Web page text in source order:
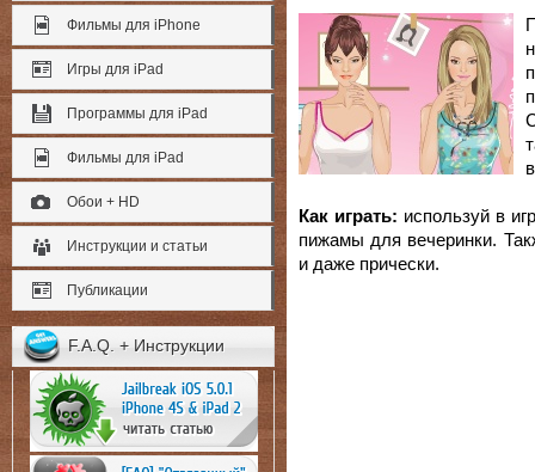
Фильмы для iPhone
Игры для iPad
Программы для iPad
Фильмы для iPad
Обои + HD
Инструкции и статьи
Публикации
F.A.Q. + Инструкции
Как играть: используй в
пижамы для вечеринки.
и даже прически.